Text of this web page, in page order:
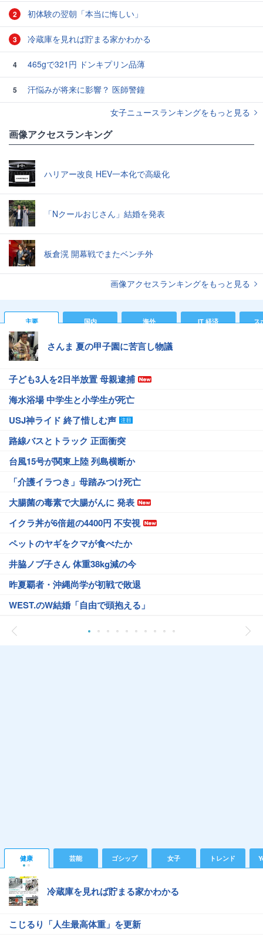
2 初体験の翌朝「本当に悔しい」
3 冷蔵庫を見れば貯まる家かわかる
4 465gで321円 ドンキプリン品薄
5
汗悩みが将来に影響？ 医師警鐘
女子ニュースランキングをもっと見る
画像アクセスランキング
ハリアー改良 HEV一本化で高級化
「Nクールおじさん」結婚を発表
板倉滉 開幕戦でまたベンチ外
画像アクセスランキングをもっと見る
主要 国内 海外 IT 経済 ス
さんま 夏の甲子園に苦言し物議
子ども3人を2日半放置 母親逮捕
海水浴場 中学生と小学生が死亡
USJ神ライド 終了惜しむ声
路線バスとトラック 正面衝突
台風15号が関東上陸 列島横断か
「介護イラつき」母踏みつけ死亡
大腸菌の毒素で大腸がんに 発表
イクラ丼が6倍超の4400円 不安視
ペットのヤギをクマが食べたか
井脇ノブ子さん 体重38kg減の今
昨夏覇者・沖縄尚学が初戦で敗退
WEST.のW結婚「自由で頭抱える」
健康 芸能 ゴシップ 女子 トレンド
冷蔵庫を見れば貯まる家かわかる
こじるり「人生最高体重」を更新